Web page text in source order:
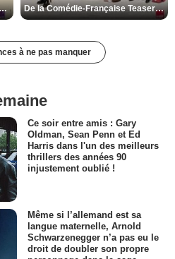
Bande-annonce VF De la Comédie-Française Teaser VF
à ne pas manquer
Ce soir entre amis : Gary
Oldman, Sean Penn et Ed
Harris dans l'un des meilleurs
thrillers des années 90
injustement oublié !
Même si l’allemand est sa
langue maternelle, Arnold
Schwarzenegger n’a pas eu le
droit de doubler son propre